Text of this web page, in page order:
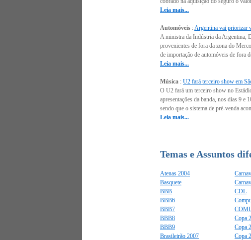
Leia mais...
Automóveis :Argentina vai priorizar
A ministra da Indústria da Argentina,
provenientes de fora da zona do
de importação de automóveis de fora
Leia mais...
Música : U2 fará terceiro show em
O U2 fará um terceiro show no
apresentações da banda, nos dias 9 e
sendo que o sistema de pré-venda
Leia mais...
Temas e Assuntos
Atenas 2004
Basquete
BBB
BBB6
BBB7
BBB8
BBB9
Brasileirão 2007
CDL
Copa
Copa
Copa